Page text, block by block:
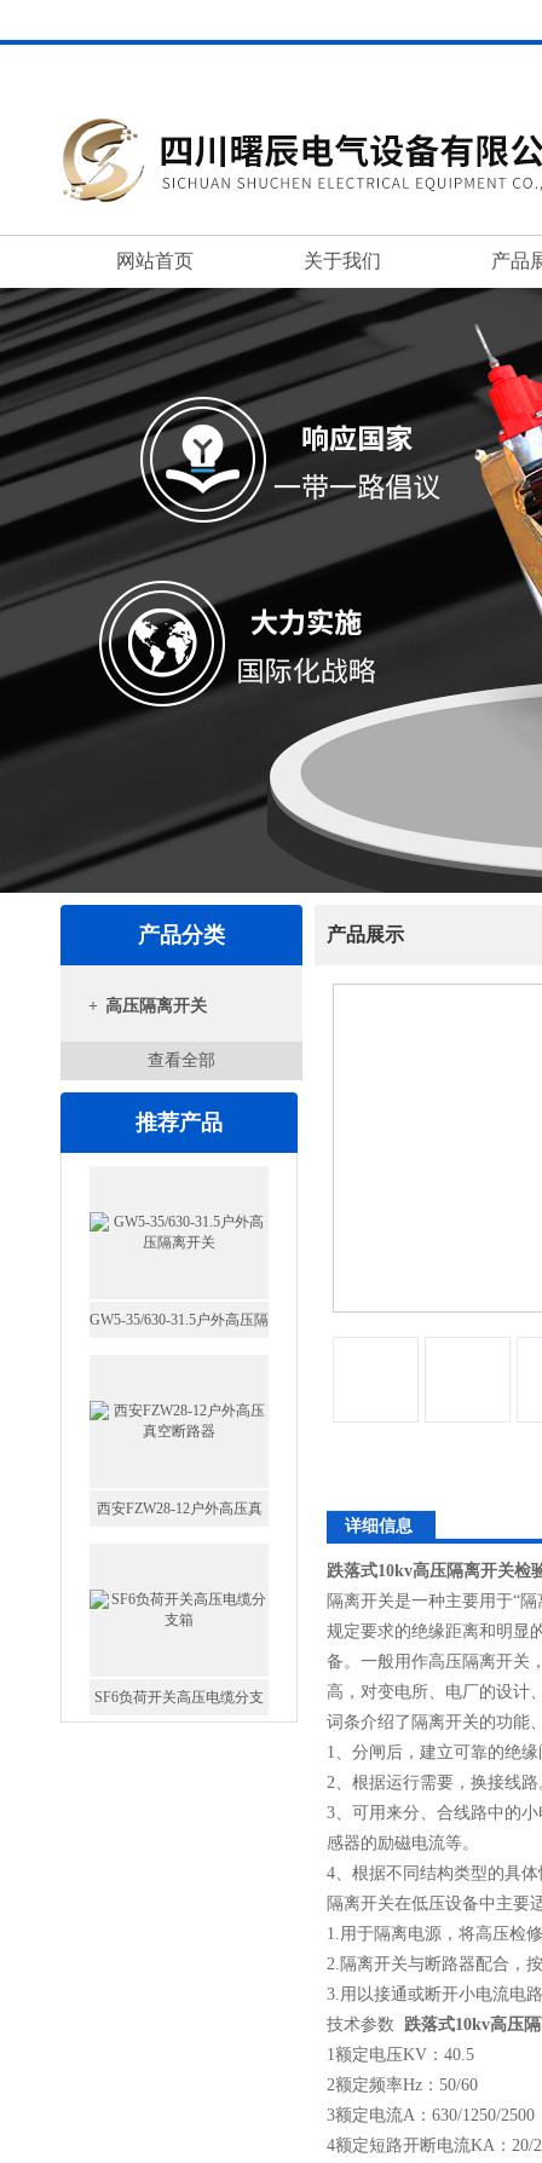
网站首页 关于我们 产品
产品分类
+ 高压隔离开关
查看全部
推荐产品
离开关
空断路器
箱
产品展示
详细信息
跌落式10kv高压隔离开关检
隔离开关是一种主要用于“
规定要求的绝缘距离和明显
备。一般用作高压隔离开关
高，对变电所、电厂的设计
词条介绍了隔离开关的功能
1、分闸后，建立可靠的绝
2、根据运行需要，换接线路
3、可用来分、合线路中的
感器的励磁电流等。
4、根据不同结构类型的具
隔离开关在低压设备中主要
1.用于隔离电源，将高压检
2.隔离开关与断路器配合，
3.用以接通或断开小电流电
技术参数 跌落式10kv高压
1额定电压KV：40.5
2额定频率Hz：50/60
3额定电流A：630/1250/2500
4额定短路开断电流KA：20/